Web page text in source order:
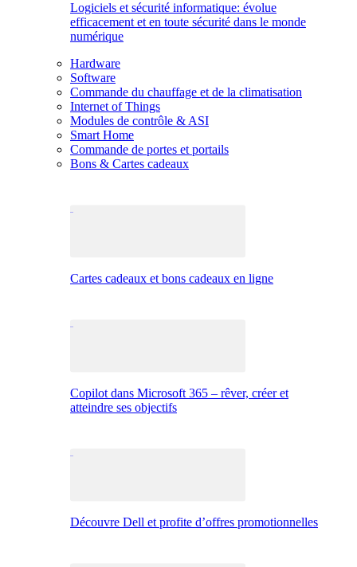
Logiciels et sécurité informatique: évolue
efficacement et en toute sécurité dans le monde
numérique
Hardware
Software
Commande du chauffage et de la climatisation
Internet of Things
Modules de contrôle & ASI
Smart Home
Commande de portes et portails
Bons & Cartes cadeaux
Cartes cadeaux et bons cadeaux en ligne
Copilot dans Microsoft 365 – rêver, créer et
atteindre ses objectifs
Découvre Dell et profite d’offres promotionnelles